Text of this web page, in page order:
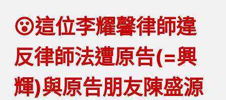
😮這位李耀馨律師違
反律師法遭原告(=興
輝)與原告朋友陳盛源